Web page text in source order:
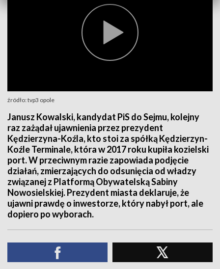
źródło: tvp3 opole
Janusz Kowalski, kandydat PiS do Sejmu, kolejny
raz zażądał ujawnienia przez prezydent
Kędzierzyna-Koźla, kto stoi za spółką Kędzierzyn-
Koźle Terminale, która w 2017 roku kupiła kozielski
port. W przeciwnym razie zapowiada podjęcie
działań, zmierzających do odsunięcia od władzy
związanej z Platformą Obywatelską Sabiny
Nowosielskiej. Prezydent miasta deklaruje, że
ujawni prawdę o inwestorze, który nabył port, ale
dopiero po wyborach.